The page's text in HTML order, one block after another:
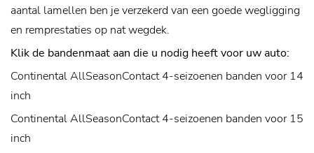
aantal lamellen ben je verzekerd van een goede wegligging
en remprestaties op nat wegdek.
Klik de bandenmaat aan die u nodig heeft voor uw auto:
Continental AllSeasonContact 4-seizoenen banden voor 14
inch
Continental AllSeasonContact 4-seizoenen banden voor 15
inch